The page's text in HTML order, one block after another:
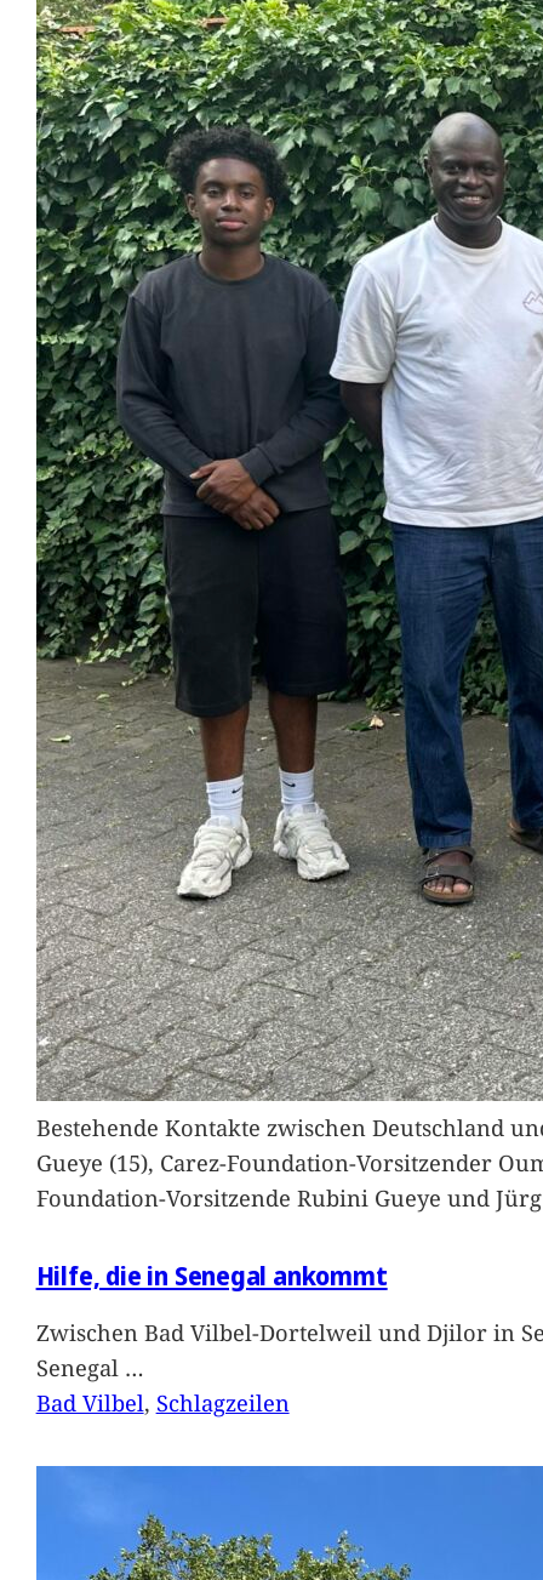
Bestehende Kontakte zwischen Deutschland
Gueye (15), Carez-Foundation-Vorsitzender
Foundation-Vorsitzende Rubini Gueye und
Hilfe, die in Senegal ankommt
Zwischen Bad Vilbel-Dortelweil und Djilor in
Senegal …
Bad Vilbel, Schlagzeilen